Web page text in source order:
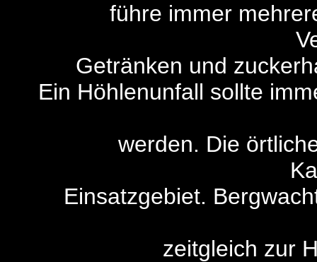
führe immer
Getränken und
Ein Höhlenunfall sollte
werden. Die
Einsatzgebiet.
zeitgleich zur